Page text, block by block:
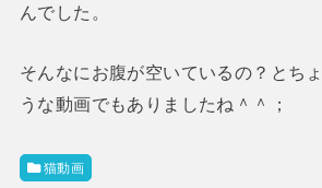
んでした。
そんなにお腹が空いているの？とち
うな動画でもありましたね＾＾；
猫動画